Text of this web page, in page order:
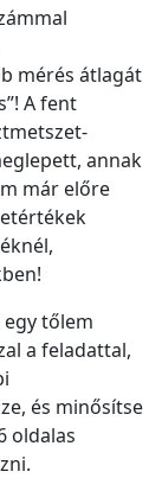
mérés átlagát
A fent
annak
már előre
tőlem
a feladattal,
és minősítse
oldalas